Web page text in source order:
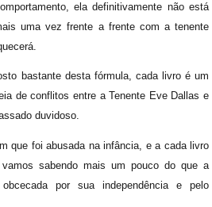
ela definitivamente não está
uma vez frente a frente com a tenente
bastante desta fórmula, cada livro é um
de conflitos entre a Tenente Eve Dallas e
duvidoso.
que foi abusada na infância, e a cada livro
sabendo mais um pouco do que a
por sua independência e pelo